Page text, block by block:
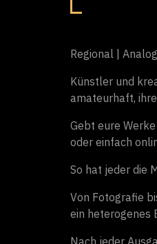
Regional |
Künstler und
amateurhaft,
Gebt eure
oder einfach
So hat jeder die
Von Fotografie
ein heterogenes
Nach jeder